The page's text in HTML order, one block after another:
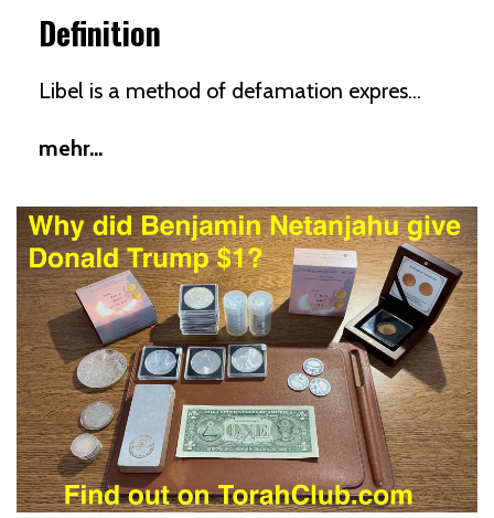
Definition
Libel is a method of defamation expres...
mehr...